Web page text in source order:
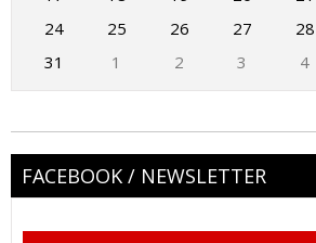
24
25 26 27 28
31
1 2 3 4
FACEBOOK / NEWSLETTER